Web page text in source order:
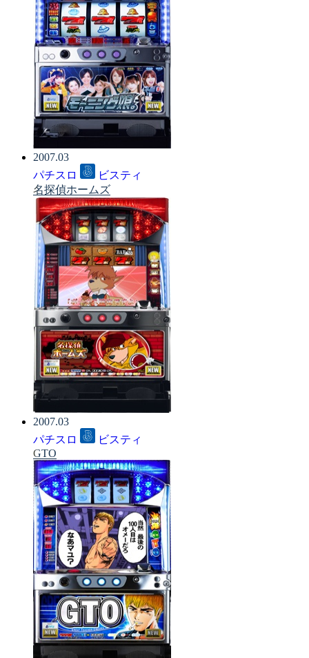
2007.03
パチスロ
ビスティ
名探偵ホームズ
2007.03
パチスロ
ビスティ
GTO